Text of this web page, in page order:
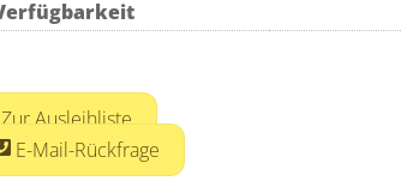
Zur Ausleihliste
E-Mail-Rückfrage